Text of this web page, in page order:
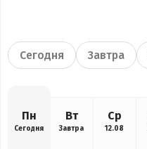
Сегодня Завтра
Пн
Сегодня
Вт
Завтра
Ср
12.08